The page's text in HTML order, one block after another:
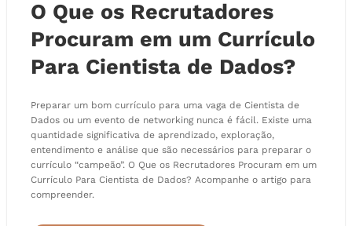
O Que os Recrutadores
Procuram em um Currículo
Para Cientista de Dados?
Preparar um bom currículo para uma vaga de Cientista de
Dados ou um evento de networking nunca é fácil. Existe uma
quantidade significativa de aprendizado, exploração,
entendimento e análise que são necessários para preparar o
currículo “campeão”. O Que os Recrutadores Procuram em um
Currículo Para Cientista de Dados? Acompanhe o artigo para
compreender.